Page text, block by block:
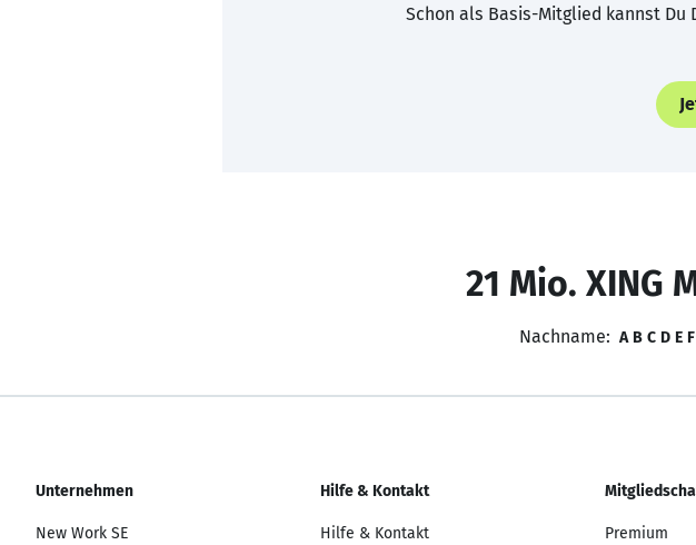
Schon als Basis-Mitglied kannst Du
21 Mio. XING
Nachname: A B C D E F
Unternehmen
New Work SE
Hilfe & Kontakt
Hilfe & Kontakt Premium